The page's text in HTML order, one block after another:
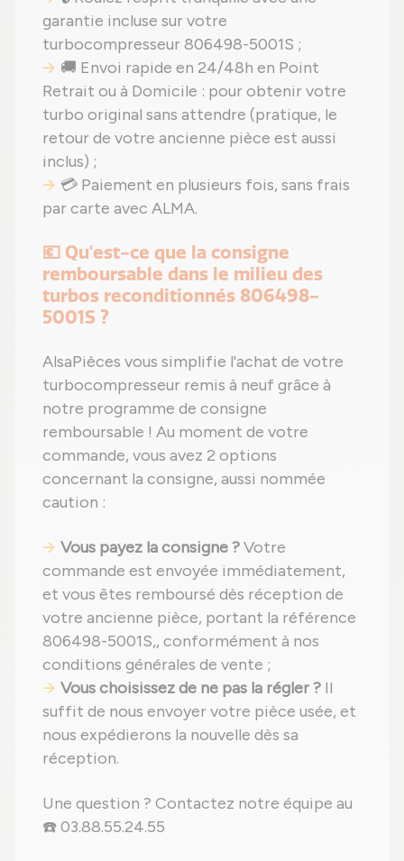
garantie incluse sur votre
turbocompresseur 806498-5001S ;
🚚 Envoi rapide en 24/48h en Point
Retrait ou à Domicile : pour obtenir votre
turbo original sans attendre (pratique, le
retour de votre ancienne pièce est aussi
inclus) ;
💳 Paiement en plusieurs fois, sans frais
par carte avec ALMA.
💶 Qu'est-ce que la consigne
remboursable dans le milieu des
turbos reconditionnés 806498-
5001S ?
AlsaPièces vous simplifie l'achat de votre
turbocompresseur remis à neuf grâce à
notre programme de consigne
remboursable ! Au moment de votre
commande, vous avez 2 options
concernant la consigne, aussi nommée
caution :
Vous payez la consigne ?Votre
commande est envoyée immédiatement,
et vous êtes remboursé dès réception de
votre ancienne pièce, portant la référence
806498-5001S,, conformément à nos
conditions générales de vente ;
Vous choisissez de ne pas la régler ? Il
suffit de nous envoyer votre pièce usée, et
nous expédierons la nouvelle dès sa
réception.
Une question ? Contactez notre équipe au
☎️ 03.88.55.24.55